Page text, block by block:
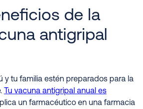
de la
antigripal
y tu familia estén preparados para la
Tu vacuna antigripal anual es
un farmacéutico en una farmacia